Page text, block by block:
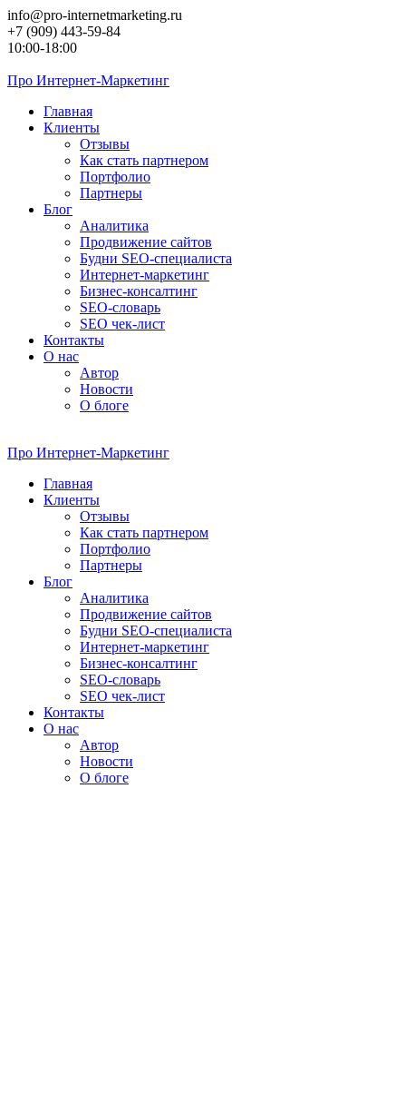
Перейти
к
контенту
info@pro-internetmarketing.ru
+7 (909) 443-59-84
10:00-18:00
Про Интернет-Маркетинг
Главная
Клиенты
Отзывы
Как стать партнером
Портфолио
Партнеры
Блог
Аналитика
Продвижение сайтов
Будни SEO-специалиста
Интернет-маркетинг
Бизнес-консалтинг
SEO-словарь
SEO чек-лист
Контакты
О нас
Автор
Новости
О блоге
Про Интернет-Маркетинг
Главная
Клиенты
Отзывы
Как стать партнером
Портфолио
Партнеры
Блог
Аналитика
Продвижение сайтов
Будни SEO-специалиста
Интернет-маркетинг
Бизнес-консалтинг
SEO-словарь
SEO чек-лист
Контакты
О нас
Автор
Новости
О блоге